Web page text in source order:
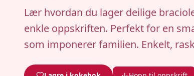
Lær hvordan du lager deilige
enkle oppskriften. Perfekt for en
som imponerer familien. Enkelt,